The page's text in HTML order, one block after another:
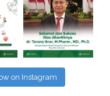
on Instagram